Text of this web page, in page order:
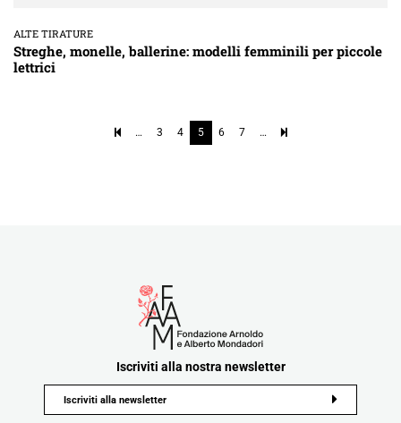
ALTE TIRATURE
Streghe, monelle, ballerine: modelli femminili per piccole
lettrici
… 3 4 5 6 7 …
Iscriviti alla nostra newsletter